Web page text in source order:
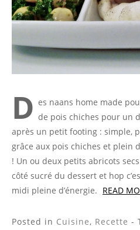
D es naans home made
de pois chiches pour un
après un petit footing : simple,
grâce aux pois chiches et plein
! Un ou deux petits abricots
côté sucré du dessert et hop
midi pleine d’énergie. READ
Posted in Cuisine, Recette -